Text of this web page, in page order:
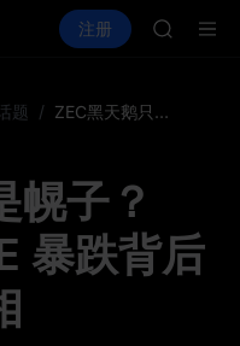
SPCX 理财 活
注册
SKYAI
题 / ZEC黑天鹅只是幌子？NEAR 与 HYPE 暴跌背后的巨鲸爆仓真相
幌子？
暴跌背后